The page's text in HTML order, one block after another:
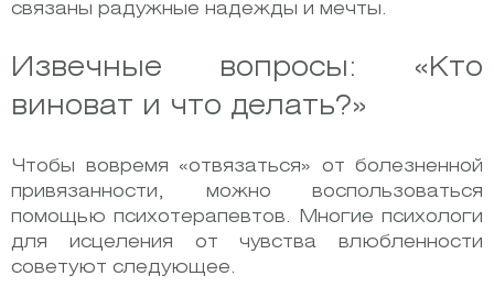
связаны радужные надежды и мечты.
Извечные вопросы: «Кто
виноват и что делать?»
Чтобы вовремя «отвязаться» от болезненной
привязанности, можно воспользоваться
помощью психотерапевтов. Многие психологи
для исцеления от чувства влюбленности
советуют следующее.